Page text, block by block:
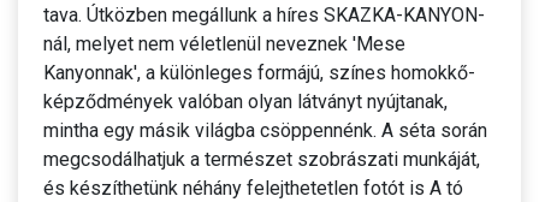
tava. Útközben megállunk a híres SKAZKA-KANYON-
nál, melyet nem véletlenül neveznek 'Mese
Kanyonnak', a különleges formájú, színes homokkő-
képződmények valóban olyan látványt nyújtanak,
mintha egy másik világba csöppennénk. A séta során
megcsodálhatjuk a természet szobrászati munkáját,
és készíthetünk néhány felejthetetlen fotót is A tó